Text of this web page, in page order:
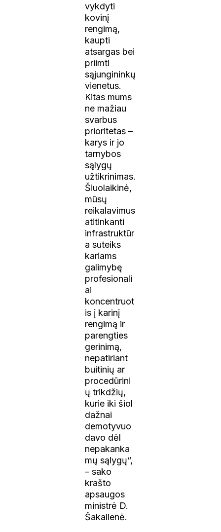
vykdyti
kovinį
rengimą,
kaupti
atsargas bei
priimti
sąjungininkų
vienetus.
Kitas mums
ne mažiau
svarbus
prioritetas –
karys ir jo
tarnybos
sąlygų
užtikrinimas.
Šiuolaikinė,
mūsų
reikalavimus
atitinkanti
infrastruktūr
a suteiks
kariams
galimybę
profesionali
ai
koncentruot
is į karinį
rengimą ir
parengties
gerinimą,
nepatiriant
buitinių ar
procedūrini
ų trikdžių,
kurie iki šiol
dažnai
demotyvuo
davo dėl
nepakanka
mų sąlygų“,
– sako
krašto
apsaugos
ministrė D.
Šakalienė.